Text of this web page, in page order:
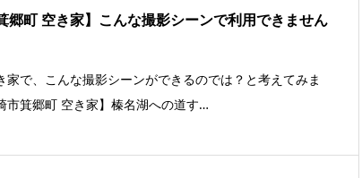
郷町 空き家】こんな撮影シーンで利用できません
家で、こんな撮影シーンができるのでは？と考えてみま
市箕郷町 空き家】榛名湖への道す…